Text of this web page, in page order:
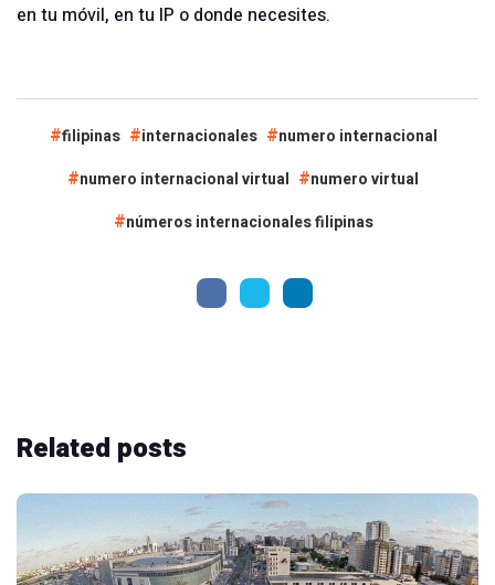
en tu móvil, en tu IP o donde necesites.
filipinas internacionales
numero internacional
numero internacional virtual
numero virtual
números internacionales filipinas
Related posts